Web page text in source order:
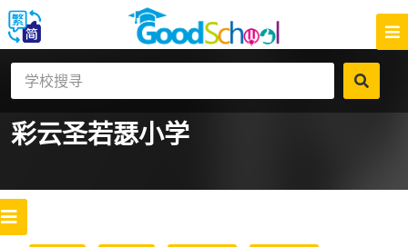
彩云圣若瑟小学